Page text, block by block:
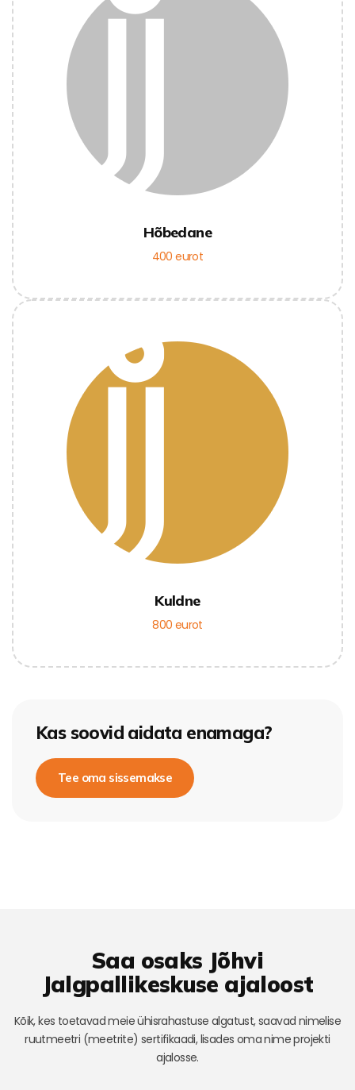
Hõbedane
400 eurot
Kuldne
800 eurot
Kas soovid aidata enamaga?
Tee oma sissemakse
Saa osaks Jõhvi
Jalgpallikeskuse ajaloost
Kõik, kes toetavad meie ühisrahastuse algatust, saavad nimelise
ruutmeetri (meetrite) sertifikaadi, lisades oma nime projekti
ajalosse.